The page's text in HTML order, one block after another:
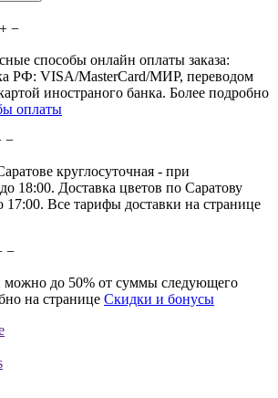
+ −
способы онлайн оплаты заказа:
РФ: VISA/MasterCard/МИР, переводом
иностраного банка. Более подробно
оплаты
−
круглосуточная - при
18:00. Доставка цветов по Саратову
17:00. Все тарифы доставки на странице
−
можно до 50% от суммы следующего
на странице Скидки и бонусы